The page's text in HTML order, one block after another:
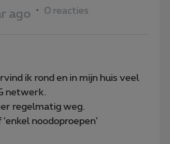
ago 0 reacties
ik rond en in mijn huis veel
netwerk.
regelmatig weg.
‘enkel noodoproepen’